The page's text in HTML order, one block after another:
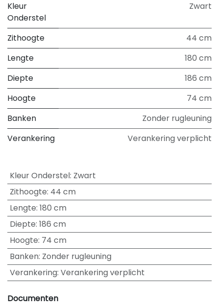
Kleur
Onderstel
Zwart
Zithoogte
44 cm
Lengte
180 cm
Diepte
186 cm
Hoogte
74 cm
Banken
Zonder rugleuning
Verankering
Verankering verplicht
Kleur Onderstel: Zwart
Zithoogte: 44 cm
Lengte: 180 cm
Diepte: 186 cm
Hoogte: 74 cm
Banken: Zonder rugleuning
Verankering: Verankering verplicht
Documenten